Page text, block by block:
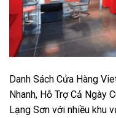
Danh Sách Cửa Hàng
Nhanh, Hỗ Trợ Cả Ngày
Lạng Sơn với nhiều khu